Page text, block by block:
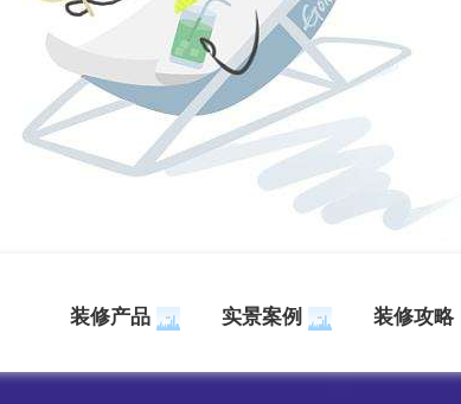
装修产品 实景案例 装修攻略